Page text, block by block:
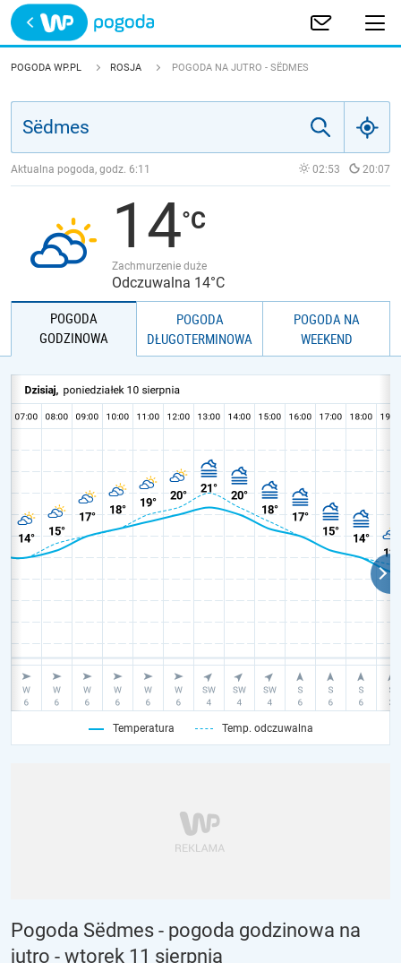
Trwa ładowanie
POLSKA
JAKOŚĆ POWIETRZA
POGODA WP.PL ROSJA POGODA NA JUTRO - SËDMES
Aktualna pogoda, godz. 6:11 02:53 20:07
14
Zachmurzenie duże
Odczuwalna 14°C
POGODA
GODZINOWA
POGODA
DŁUGOTERMINOWA
POGODA NA
WEEKEND
Temperatura Temp. odczuwalna
Pogoda Sëdmes - pogoda godzinowa na
jutro - wtorek 11 sierpnia